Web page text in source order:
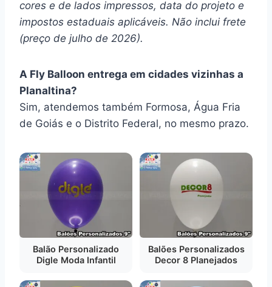
cores e de lados impressos, data do projeto e
impostos estaduais aplicáveis. Não inclui frete
(preço de julho de 2026).
A Fly Balloon entrega em cidades vizinhas a
Planaltina?
Sim, atendemos também Formosa, Água Fria
de Goiás e o Distrito Federal, no mesmo prazo.
Balão Personalizado
Digle Moda Infantil
Balões Personalizados
Decor 8 Planejados